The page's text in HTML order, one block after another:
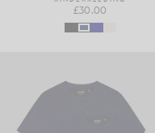
£30.00